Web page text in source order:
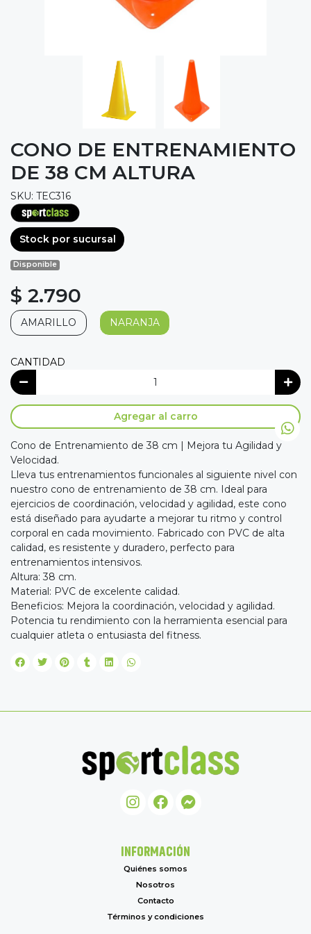
CONO DE ENTRENAMIENTO
DE 38 CM ALTURA
SKU: TEC316
Stock por sucursal
Disponible
$ 2.790
AMARILLO NARANJA
CANTIDAD
Agregar al carro
Cono de Entrenamiento de 38 cm | Mejora tu Agilidad y
Velocidad.
Lleva tus entrenamientos funcionales al siguiente nivel con
nuestro cono de entrenamiento de 38 cm. Ideal para
ejercicios de coordinación, velocidad y agilidad, este cono
está diseñado para ayudarte a mejorar tu ritmo y control
corporal en cada movimiento. Fabricado con PVC de alta
calidad, es resistente y duradero, perfecto para
entrenamientos intensivos.
Altura: 38 cm.
Material: PVC de excelente calidad.
Beneficios: Mejora la coordinación, velocidad y agilidad.
Potencia tu rendimiento con la herramienta esencial para
cualquier atleta o entusiasta del fitness.
INFORMACIÓN
Quiénes somos
Nosotros
Contacto
Términos y condiciones